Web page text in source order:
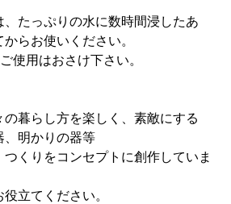
たっぷりの水に数時間浸したあ
からお使いください。
使用はおさけ下さい。
暮らし方を楽しく、素敵にする
、明かりの器等
つくりをコンセプトに創作していま
立てください。